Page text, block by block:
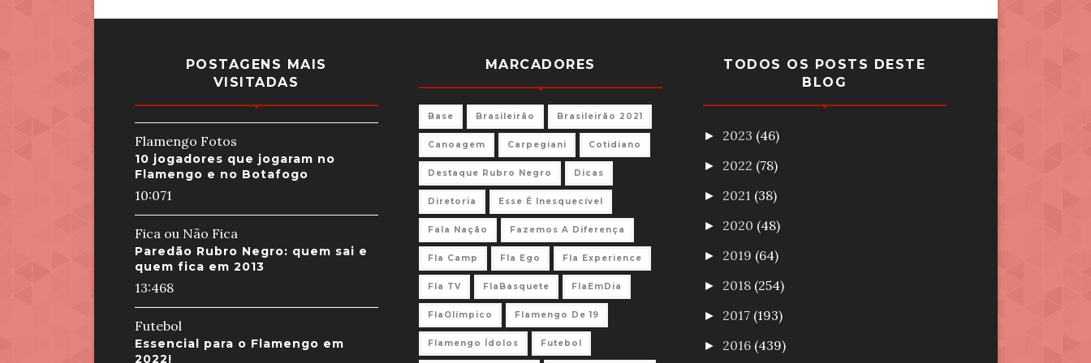
POSTAGENS MAIS
VISITADAS
Flamengo Fotos
10 jogadores que jogaram no
Flamengo e no Botafogo
10:071
Fica ou Não Fica
Paredão Rubro Negro: quem sai e
quem fica em 2013
13:468
Futebol
Essencial para o Flamengo em
2022!
MARCADORES
Base Brasileirão Brasileirão 2021
Canoagem Carpegiani Cotidiano
Destaque Rubro Negro Dicas
Diretoria Esse É Inesquecível
Fala Nação Fazemos A Diferença
Fla Camp Fla Ego Fla Experience
Fla TV FlaBasquete FlaEmDia
FlaOlímpico Flamengo De 19
Flamengo Ídolos Futebol
TODOS OS POSTS DESTE
BLOG
► 2023 (46)
► 2022 (78)
► 2021 (38)
► 2020 (48)
► 2019 (64)
► 2018 (254)
► 2017 (193)
► 2016 (439)